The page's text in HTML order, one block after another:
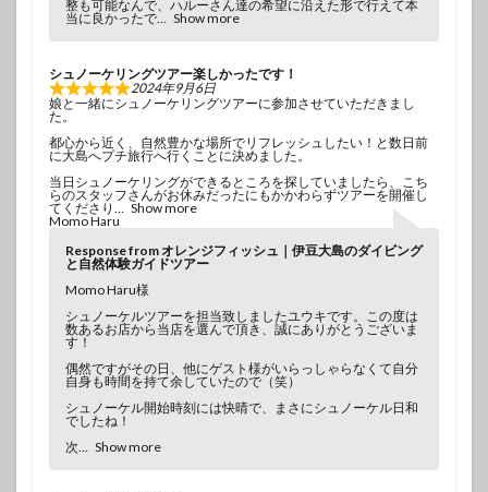
整も可能なんで、ハルーさん達の希望に沿えた形で行えて本
当に良かったで
Show more
シュノーケリングツアー楽しかったです！
2024年9月6日
娘と一緒にシュノーケリングツアーに参加させていただきまし
た。
都心から近く、自然豊かな場所でリフレッシュしたい！と数日前
に大島へプチ旅行へ行くことに決めました。
当日シュノーケリングができるところを探していましたら、こち
らのスタッフさんがお休みだったにもかかわらずツアーを開催し
てくださり
Show more
Momo Haru
Response from オレンジフィッシュ｜伊豆大島のダイビング
と自然体験ガイドツアー
Momo Haru様
シュノーケルツアーを担当致しましたユウキです。この度は
数あるお店から当店を選んで頂き、誠にありがとうございま
す！
偶然ですがその日、他にゲスト様がいらっしゃらなくて自分
自身も時間を持て余していたので（笑）
シュノーケル開始時刻には快晴で、まさにシュノーケル日和
でしたね！
次
Show more